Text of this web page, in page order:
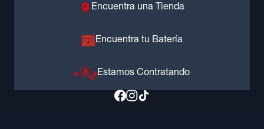
Encuentra una Tienda
Encuentra tu Batería
Estamos Contratando